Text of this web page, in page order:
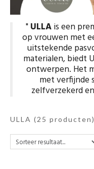
Nachtmode
Ondergoed
Merken
Cadeaubon
"ULLAis een
op vrouwen met
uitstekende
materialen, biedt
ontwerpen. Het
met verfijnde
zelfverzekerd
ULLA (25 producten)